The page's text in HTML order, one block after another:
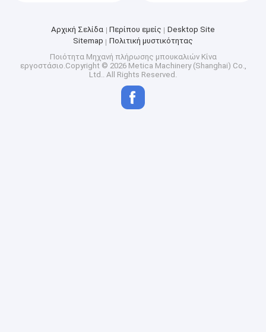
Αρχική Σελίδα Περίπου εμείς
Desktop Site
Sitemap
Πολιτική μυστικότητας
Ποιότητα Μηχανή πλήρωσης μπουκαλιώνΚίνα
εργοστάσιο.Copyright © 2026 Metica Machinery (Shanghai) Co.,
Ltd.. All Rights Reserved.